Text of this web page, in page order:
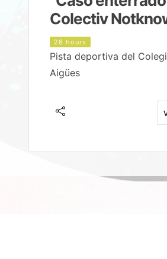
Colectiv
28 hours
Pista deportiva del
Aigües